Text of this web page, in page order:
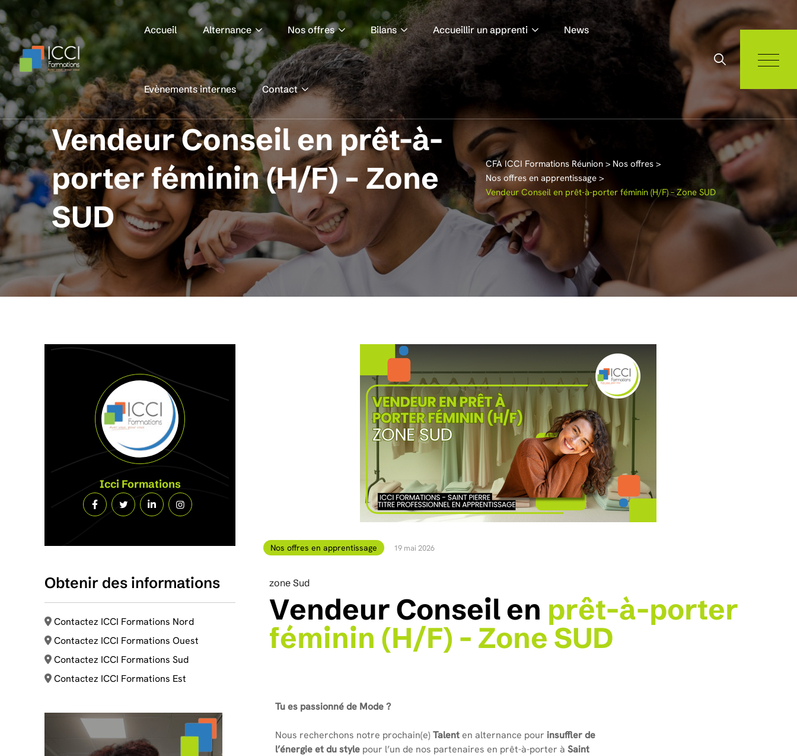
Accueil Alternance Nos offres Bilans Accueillir un apprenti News
Evènements internes Contact
Vendeur Conseil en prêt-à-
porter féminin (H/F) – Zone
SUD
CFA ICCI Formations Réunion > Nos offres >
Nos offres en apprentissage >
Vendeur Conseil en prêt-à-porter féminin (H/F) – Zone SUD
Nos offres en apprentissage 19 mai 2026
zone Sud
Vendeur Conseilen prêt-à-porter
féminin (H/F) - Zone SUD
Tu es passionné de Mode ?
Nous recherchons notre prochain(e)Talenten alternance pour insuffler de
l’énergie et du style pour l’un de nos partenaires en prêt-à-porter àSaint
Icci Formations
Obtenir des informations
Contactez ICCI Formations Nord
Contactez ICCI Formations Ouest
Contactez ICCI Formations Sud
Contactez ICCI Formations Est